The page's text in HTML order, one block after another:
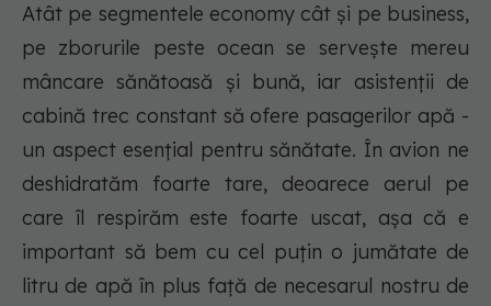
Atât pe segmentele economy cât și pe business,
pe zborurile peste ocean se servește mereu
mâncare sănătoasă și bună, iar asistenții de
cabină trec constant să ofere pasagerilor apă -
un aspect esențial pentru sănătate. În avion ne
deshidratăm foarte tare, deoarece aerul pe
care îl respirăm este foarte uscat, așa că e
important să bem cu cel puțin o jumătate de
litru de apă în plus față de necesarul nostru de